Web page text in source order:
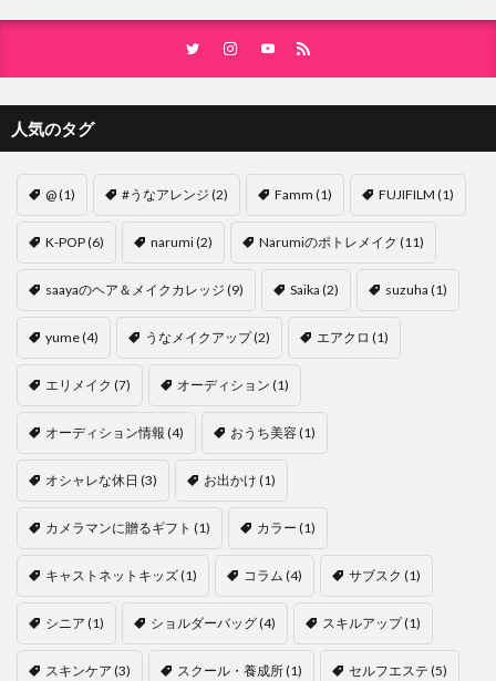
人気のタグ
@(1) #うなアレンジ (2) Famm (1) FUJIFILM (1)
K-POP(6) narumi(2) Narumiのポトレメイク (11)
saayaのヘア＆メイクカレッジ (9) Saika (2) suzuha (1)
yume(4) うなメイクアップ(2) エアクロ (1)
エリメイク (7) オーディション (1)
オーディション情報 (4) おうち美容(1)
オシャレな休日 (3) お出かけ (1)
カメラマンに贈るギフト (1) カラー (1)
キャストネットキッズ(1) コラム (4) サブスク (1)
シニア (1) ショルダーバッグ(4) スキルアップ(1)
スキンケア (3) スクール・養成所(1) セルフエステ (5)